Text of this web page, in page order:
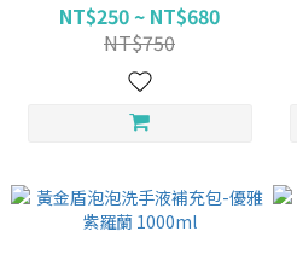
NT$250 ~ NT$680
NT$750